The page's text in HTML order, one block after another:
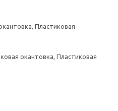
Пластиковая
окантовка, Пластиковая